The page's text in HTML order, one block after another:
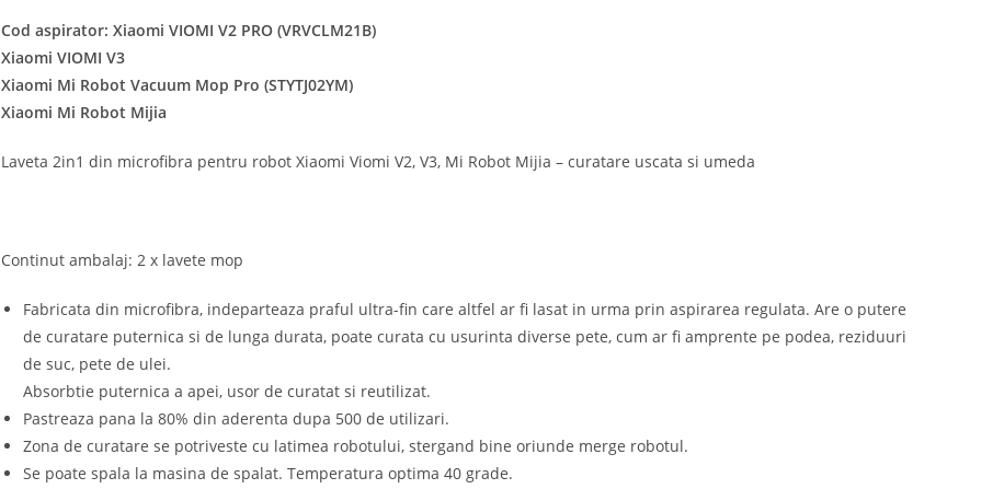
Cod aspirator: Xiaomi VIOMI V2 PRO (VRVCLM21B)
Xiaomi VIOMI V3
Xiaomi Mi Robot Vacuum Mop Pro (STYTJ02YM)
Xiaomi Mi Robot Mijia
Laveta 2in1 din microfibra pentru robot Xiaomi Viomi V2, V3, Mi Robot Mijia – curatare uscata si umeda
Continut ambalaj: 2 x lavete mop
Fabricata din microfibra, indeparteaza praful ultra-fin care altfel ar fi lasat in urma prin aspirarea regulata. Are o putere
de curatare puternica si de lunga durata, poate curata cu usurinta diverse pete, cum ar fi amprente pe podea, reziduuri
de suc, pete de ulei.
Absorbtie puternica a apei, usor de curatat si reutilizat.
Pastreaza pana la 80% din aderenta dupa 500 de utilizari.
Zona de curatare se potriveste cu latimea robotului, stergand bine oriunde merge robotul.
Se poate spala la masina de spalat. Temperatura optima 40 grade.